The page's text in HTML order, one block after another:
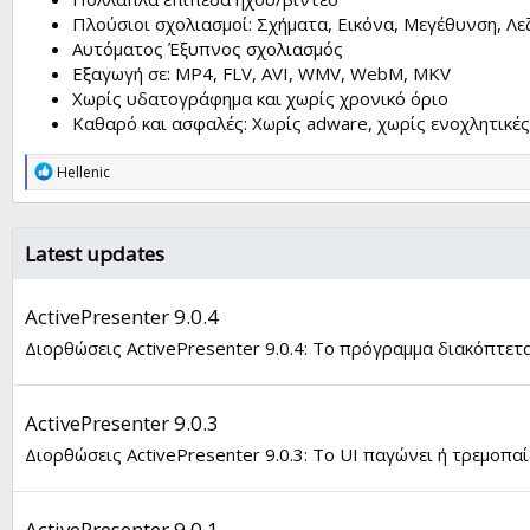
Πλούσιοι σχολιασμοί: Σχήματα, Εικόνα, Μεγέθυνση,
Αυτόματος Έξυπνος σχολιασμός
Εξαγωγή σε: MP4, FLV, AVI, WMV, WebM, MKV
Χωρίς υδατογράφημα και χωρίς χρονικό όριο
Καθαρό και ασφαλές: Χωρίς adware, χωρίς ενοχλητικές
R
e
a
t
i
s
Hellenic
Latest updates
ActivePresenter 9.0.4
Διορθώσεις ActivePresenter 9.0.4: Το πρόγραμμα
ActivePresenter 9.0.3
Διορθώσεις ActivePresenter 9.0.3: Το UI παγώνει ή